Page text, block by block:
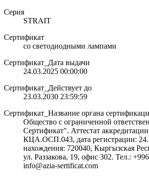
Серия
STRAIT
Сертификат
со светодиодными лампами
Сертификат_Дата выдачи
24.03.2025 00:00:00
Сертификат_Действует до
23.03.2030 23:59:59
Сертификат_Название органа
Общество с ограниченной
Сертификат". Аттестат
КЦА.ОСП.043, дата регистрации:
нахождения: 720040, Кыргызская
ул. Раззакова, 19, офис 302. Тел.:
info@azia-sertificat.com